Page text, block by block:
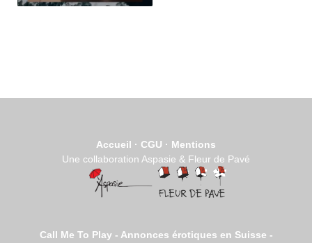
Accueil · CGU · Mentions
Une collaboration Aspasie & Fleur de Pavé
Call Me To Play - Annonces érotiques en Suisse -